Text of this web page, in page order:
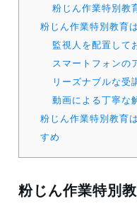
粉じん作業特別教
粉じん作業特別教育
監視人を配置して
スマートフォンの
リーズナブルな受
動画による丁寧な
粉じん作業特別教育
すめ
粉じん作業特別